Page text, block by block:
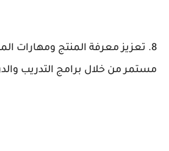
8. تعزيز معرفة المنتج ومهارات
مستمر من خلال برامج التدريب